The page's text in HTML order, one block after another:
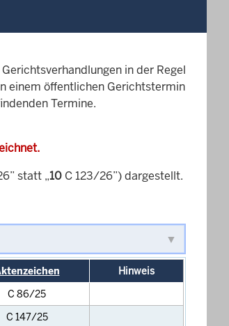
in der Regel
einem öffentlichen Gerichtstermin
Termine.
statt „10 C 123/26”) dargestellt.
Hinweis
C 86/25
C 147/25